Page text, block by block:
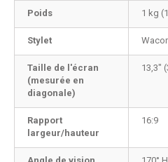
Poids 1 kg
Stylet
Taille de l'écran
(mesurée en
diagonale)
13,3"
Rapport
largeur/hauteur
16:9